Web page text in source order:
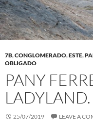
7B,CONGLOMERADO,ESTE,
OBLIGADO
PANY
25/07/2019 LEAVE A